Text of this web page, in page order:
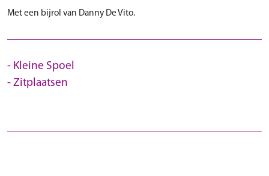
Met een bijrol van Danny De Vito.
Kleine Spoel
Zitplaatsen